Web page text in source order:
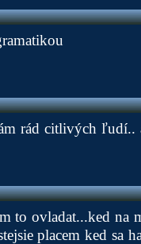
rád citlivých
to ovladat...ked na
placem ked sa